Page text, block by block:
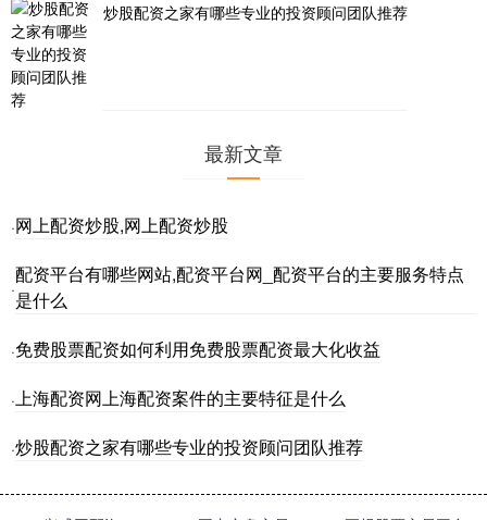
炒股配资之家有哪些专业的投资顾问团队推荐
最新文章
·网上配资炒股,网上配资炒股
·
配资平台有哪些网站,配资平台网_配资平台的主要服务特点
是什么
·免费股票配资如何利用免费股票配资最大化收益
·上海配资网上海配资案件的主要特征是什么
·炒股配资之家有哪些专业的投资顾问团队推荐